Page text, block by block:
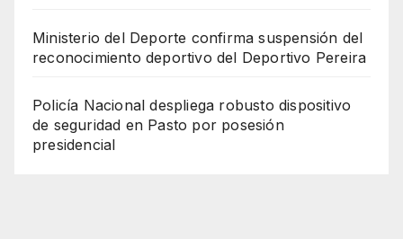
Ministerio del Deporte confirma suspensión del
reconocimiento deportivo del Deportivo Pereira
Policía Nacional despliega robusto dispositivo
de seguridad en Pasto por posesión
presidencial